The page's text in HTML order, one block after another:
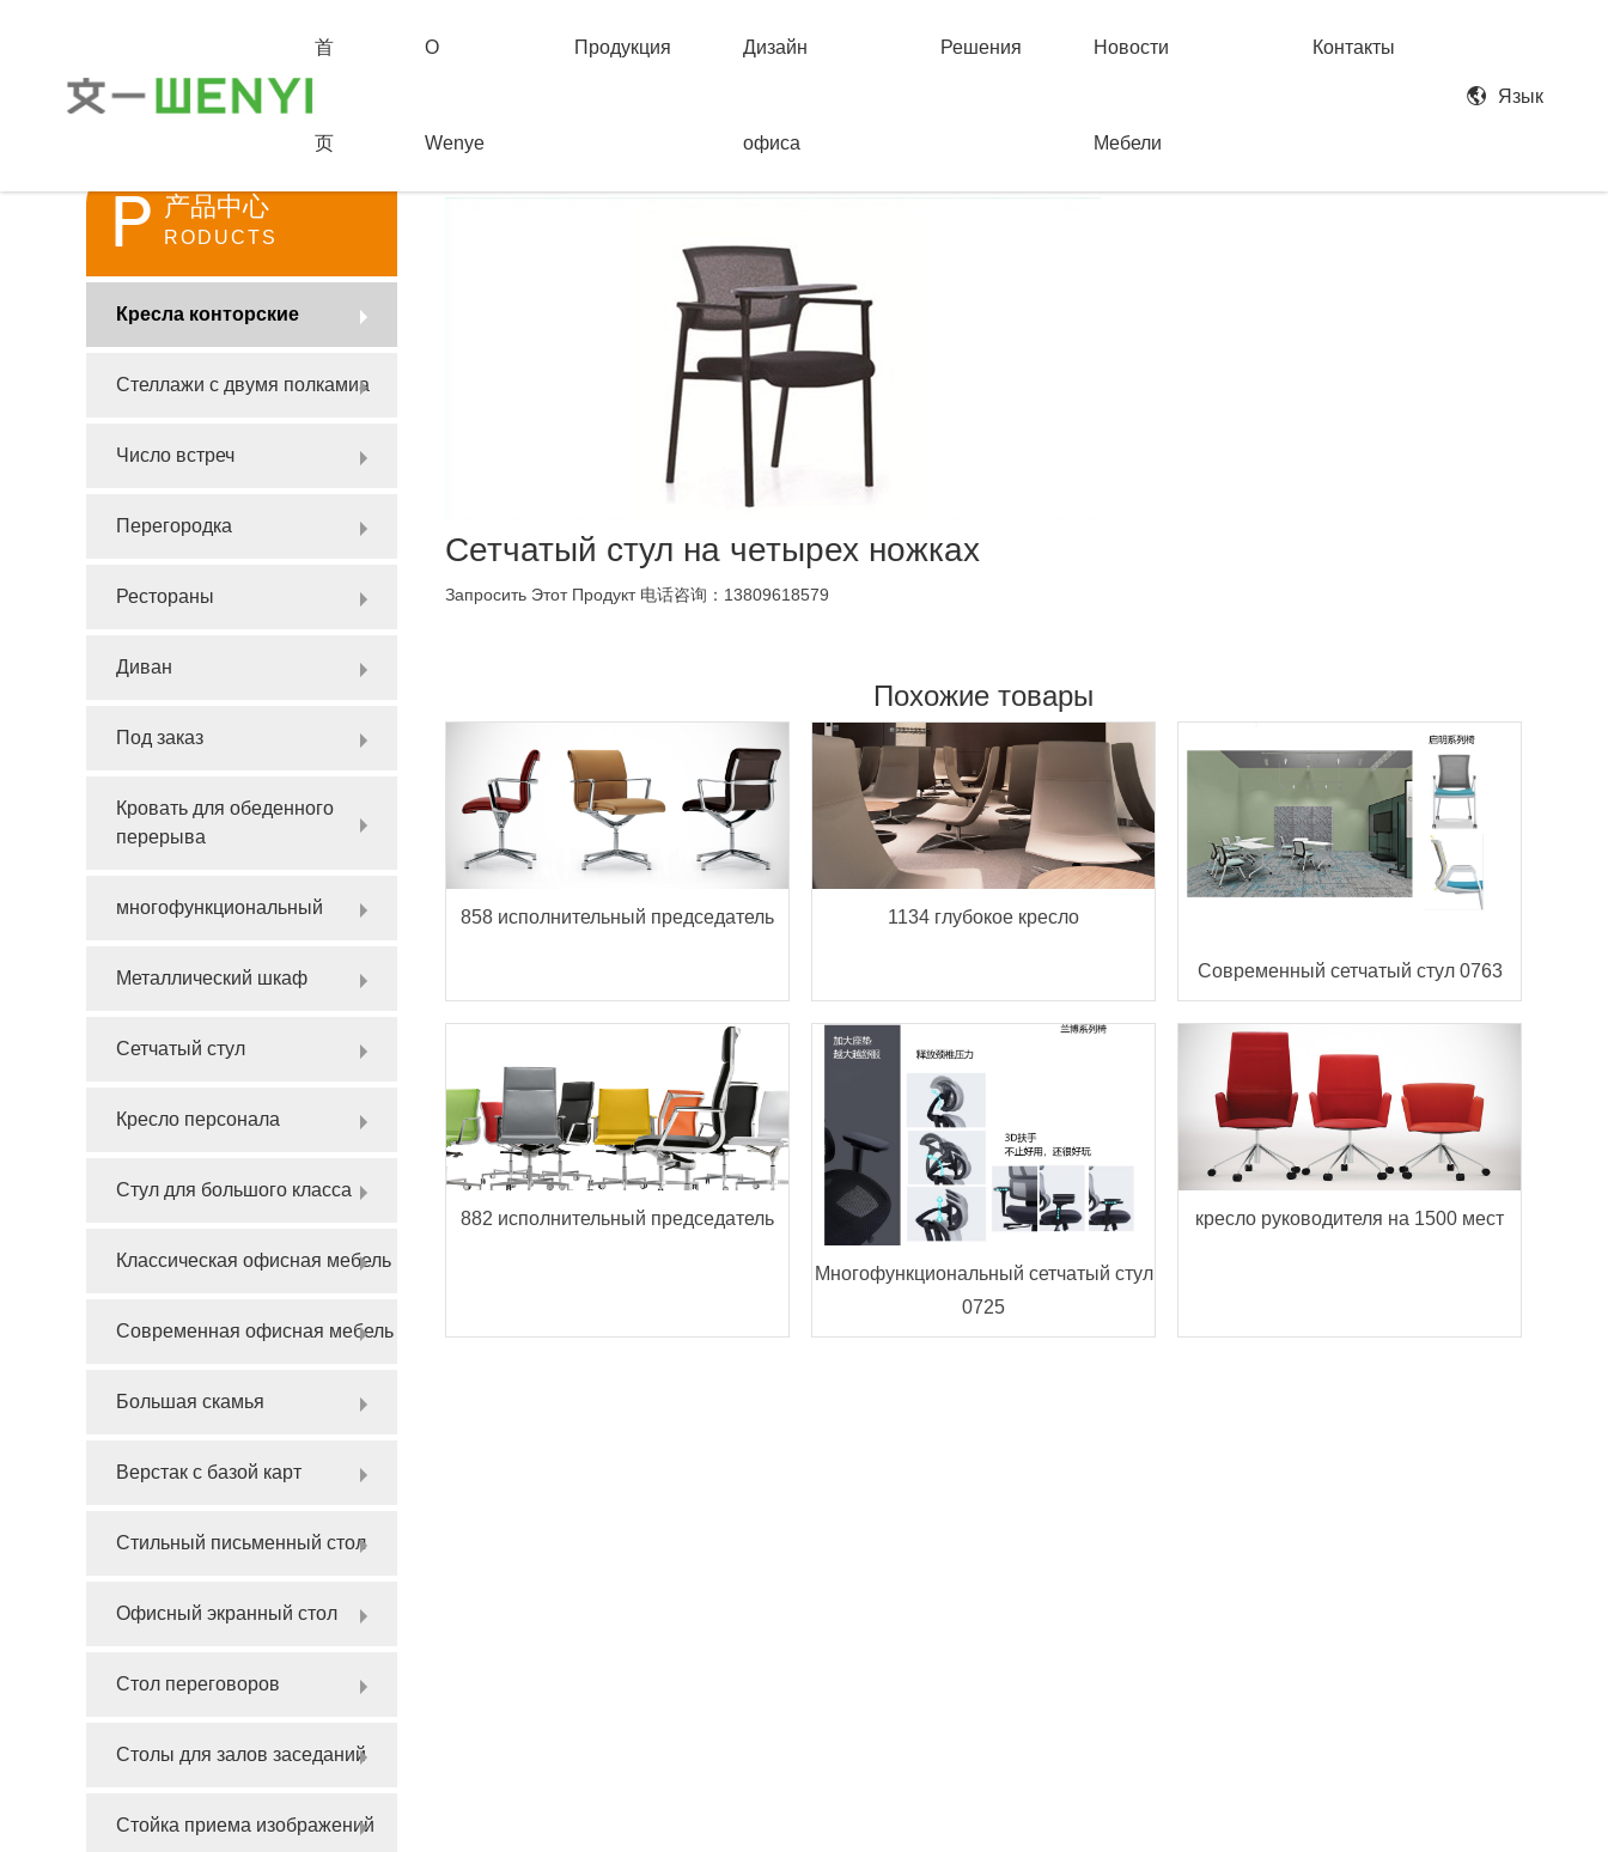
首
页
О
Wenye
Продукция Дизайн
офиса
Решения Новости
Мебели
Контакты
Язык
P 产品中心
RODUCTS
Кресла конторские
Стеллажи с двумя полкамиa
Число встреч
Перегородка
Рестораны
Диван
Под заказ
Кровать для обеденного
перерыва
многофункциональный
Металлический шкаф
Сетчатый стул
Кресло персонала
Стул для большого класса
Классическая офисная мебель
Современная офисная мебель
Большая скамья
Верстак с базой карт
Стильный письменный стол
Офисный экранный стол
Стол переговоров
Столы для залов заседаний
Стойка приема изображений
Сетчатый стул на четырех ножках
Запросить Этот Продукт 电话咨询：13809618579
Похожие товары
858 исполнительный председатель 1134 глубокое кресло
Современный сетчатый стул 0763
882 исполнительный председатель
Многофункциональный сетчатый стул
0725
кресло руководителя на 1500 мест